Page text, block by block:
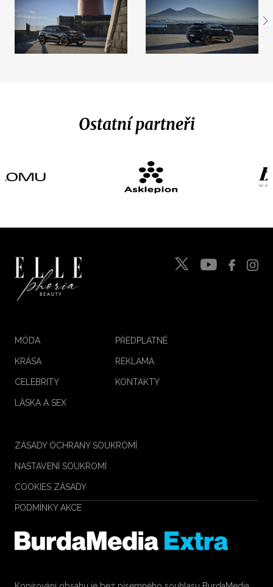
Ostatní partneři
MÓDA
KRÁSA
CELEBRITY
LÁSKA A SEX
PŘEDPLATNÉ
REKLAMA
KONTAKTY
ZÁSADY OCHRANY SOUKROMÍ
NASTAVENÍ SOUKROMÍ
COOKIES ZÁSADY
PODMÍNKY AKCE